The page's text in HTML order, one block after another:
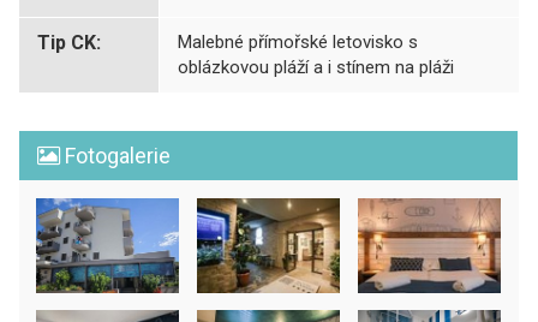
Tip CK:
Malebné přímořské letovisko s
oblázkovou pláží a i stínem na pláži
Fotogalerie